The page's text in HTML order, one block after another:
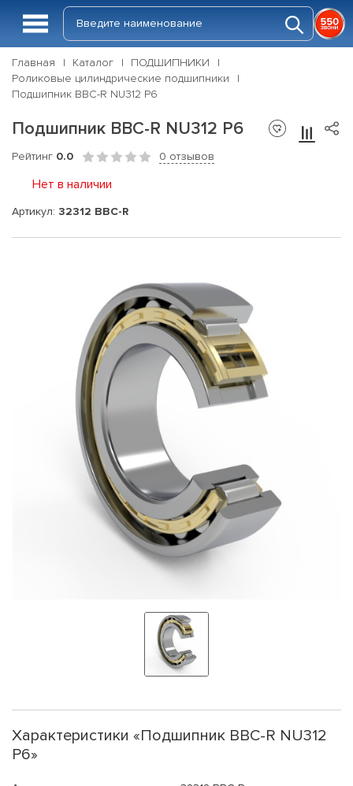
Главная Каталог
ПОДШИПНИКИ
Роликовые цилиндрические подшипники
Подшипник BBC-R NU312 P6
Подшипник BBC-R NU312 P6
Рейтинг 0.0 0 отзывов
Нет в наличии
Артикул: 32312 BBC-R
Характеристики «Подшипник BBC-R NU312
P6»